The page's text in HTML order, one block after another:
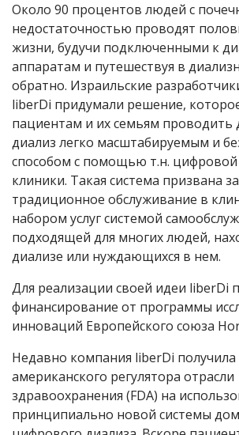
Около 90 процентов людей с
недостаточностью проводят
жизни, будучи подключенными к
аппаратам и путешествуя в
обратно. Израильские
liberDi придумали решение,
пациентам и их семьям
диализ легко масштабируемым и
способом с помощью т.н.
клиники. Такая система призвана
традиционное обслуживание в
набором услуг системой
подходящей для многих людей,
диализе или нуждающихся в нем.
Для реализации своей идеи liberDi
финансирование от программы
инноваций Европейского союза
Недавно компания liberDi
американского регулятора отрасли
здравоохранения (FDA) на
принципиально новой системы